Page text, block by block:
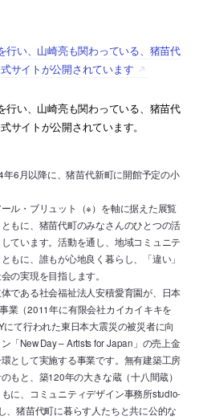
行い、山崎亮も関わっている、猪苗代
サイトが公開されています
行い、山崎亮も関わっている、猪苗代
サイトが公開されています。
6月以降に、猪苗代新町に開館予定の小
ル・ブリュット（※）を軸に据えた展覧
もに、猪苗代町のみなさんのひとつの活
ています。活動を通し、地域コミュニテ
もに、誰もが心地良く暮らし、「違い」
の実現を目指します。
である社会福祉法人安積愛育園が、日本
業（2011年に有限会社カイカイキキを
て行われた東日本大震災の被災者に向
「New Day – Artists for Japan」の売上金
として実施する事業です。無有建築工房
もと、築120年の大きな蔵（十八間蔵）
に、コミュニティデザイン事務所studio-
、猪苗代町に暮らす人たちと共に公的な